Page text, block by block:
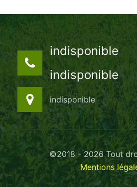
indisponible
indisponible
indisponible
©2018 - 2026 Tout
Mentions